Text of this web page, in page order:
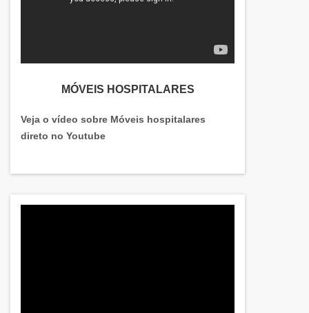
MÓVEIS HOSPITALARES
Veja o vídeo sobre Móveis hospitalares
direto no Youtube